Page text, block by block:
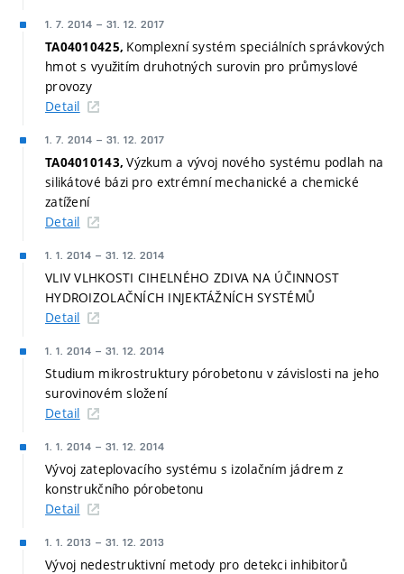
1. 7. 2014 – 31. 12. 2017
TA04010425, Komplexní systém speciálních správkových
hmot s využitím druhotných surovin pro průmyslové
provozy
Detail
1. 7. 2014 – 31. 12. 2017
TA04010143,Výzkum a vývoj nového systému podlah na
silikátové bázi pro extrémní mechanické a chemické
zatížení
Detail
1. 1. 2014 – 31. 12. 2014
VLIV VLHKOSTI CIHELNÉHO ZDIVA NA ÚČINNOST
HYDROIZOLAČNÍCH INJEKTÁŽNÍCH SYSTÉMŮ
Detail
1. 1. 2014 – 31. 12. 2014
Studium mikrostruktury pórobetonu v závislosti na jeho
surovinovém složení
Detail
1. 1. 2014 – 31. 12. 2014
Vývoj zateplovacího systému s izolačním jádrem z
konstrukčního pórobetonu
Detail
1. 1. 2013 – 31. 12. 2013
Vývoj nedestruktivní metody pro detekci inhibitorů